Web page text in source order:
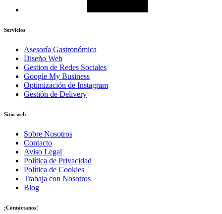
Servicios
Asesoría Gastronómica
Diseño Web
Gestion de Redes Sociales
Google My Business
Optimización de Instagram
Gestión de Delivery
Sitio web
Sobre Nosotros
Contacto
Aviso Legal
Política de Privacidad
Política de Cookies
Trabaja con Nosotros
Blog
¡Contáctanos!